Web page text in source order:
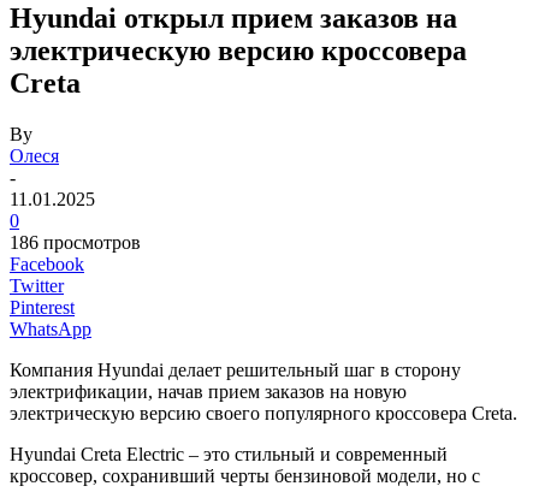
Hyundai открыл прием заказов на
электрическую версию кроссовера
Creta
By
Олеся
-
11.01.2025
0
186 просмотров
Facebook
Twitter
Pinterest
WhatsApp
Компания Hyundai делает решительный шаг в сторону
электрификации, начав прием заказов на новую
электрическую версию своего популярного кроссовера Creta.
Hyundai Creta Electric – это стильный и современный
кроссовер, сохранивший черты бензиновой модели, но с